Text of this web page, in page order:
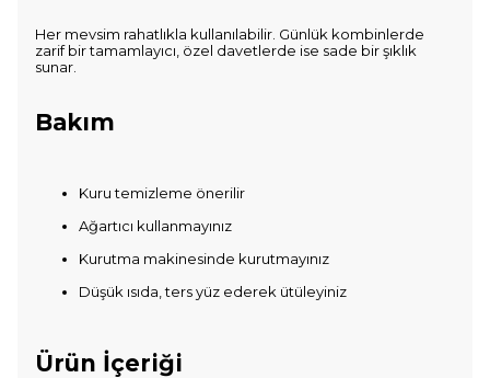
Her mevsim rahatlıkla kullanılabilir. Günlük kombinlerde
zarif bir tamamlayıcı, özel davetlerde ise sade bir şıklık
sunar.
Bakım
Kuru temizleme önerilir
Ağartıcı kullanmayınız
Kurutma makinesinde kurutmayınız
Düşük ısıda, ters yüz ederek ütüleyiniz
Ürün İçeriği